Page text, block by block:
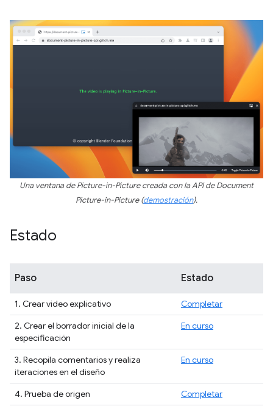
Una ventana de Picture-in-Picture creada con la API de Document
Picture-in-Picture (demostración).
Estado
Paso Estado
1. Crear video explicativo
Completar
2. Crear el borrador inicial de la
especificación
En curso
3. Recopila comentarios y realiza
iteraciones en el diseño
En curso
4. Prueba de origen
Completar